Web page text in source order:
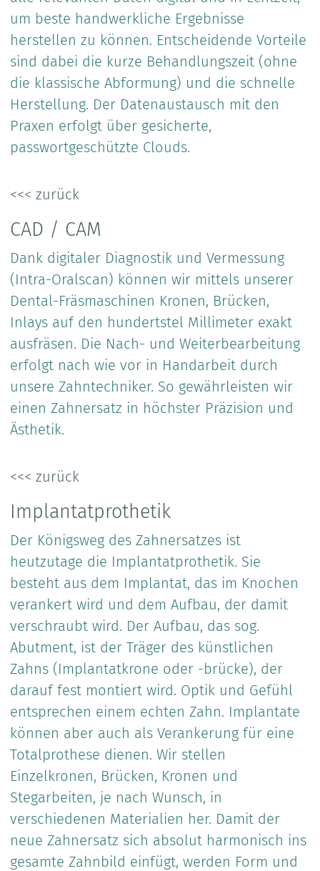
um beste handwerkliche Ergebnisse
herstellen zu können. Entscheidende Vorteile
sind dabei die kurze Behandlungszeit (ohne
die klassische Abformung) und die schnelle
Herstellung. Der Datenaustausch mit den
Praxen erfolgt über gesicherte,
passwortgeschützte Clouds.
<<< zurück
CAD / CAM
Dank digitaler Diagnostik und Vermessung
(Intra-Oralscan) können wir mittels unserer
Dental-Fräsmaschinen Kronen, Brücken,
Inlays auf den hundertstel Millimeter exakt
ausfräsen. Die Nach- und Weiterbearbeitung
erfolgt nach wie vor in Handarbeit durch
unsere Zahntechniker. So gewährleisten wir
einen Zahnersatz in höchster Präzision und
Ästhetik.
<<< zurück
Implantatprothetik
Der Königsweg des Zahnersatzes ist
heutzutage die Implantatprothetik. Sie
besteht aus dem Implantat, das im Knochen
verankert wird und dem Aufbau, der damit
verschraubt wird. Der Aufbau, das sog.
Abutment, ist der Träger des künstlichen
Zahns (Implantatkrone oder -brücke), der
darauf fest montiert wird. Optik und Gefühl
entsprechen einem echten Zahn. Implantate
können aber auch als Verankerung für eine
Totalprothese dienen. Wir stellen
Einzelkronen, Brücken, Kronen und
Stegarbeiten, je nach Wunsch, in
verschiedenen Materialien her. Damit der
neue Zahnersatz sich absolut harmonisch ins
gesamte Zahnbild einfügt, werden Form und